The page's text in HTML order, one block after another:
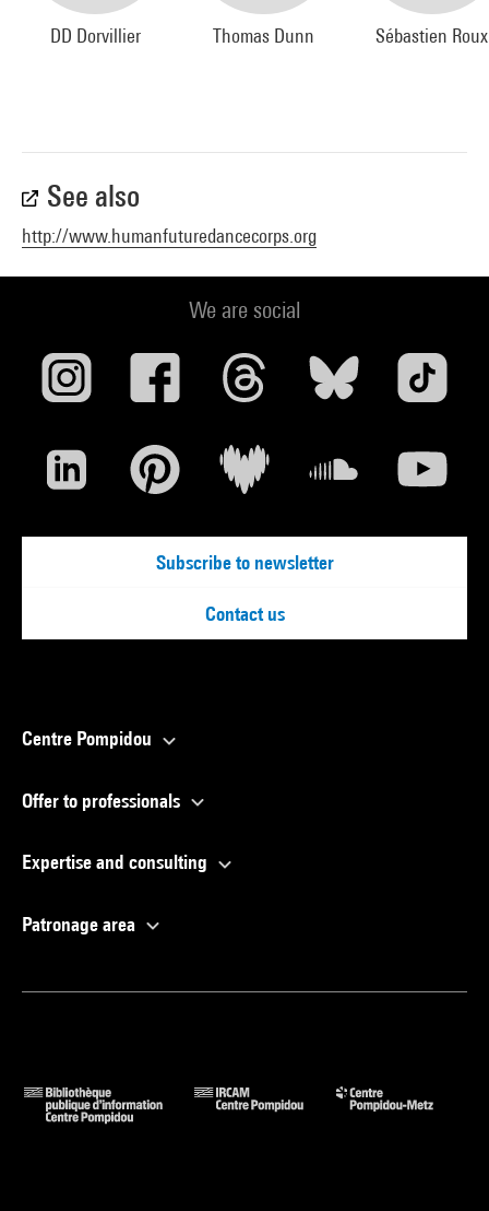
DD Dorvillier Thomas Dunn Sébastien Roux
See also
http://www.humanfuturedancecorps.org
We are social
Subscribe to newsletter
Contact us
Centre Pompidou
Offer to professionals
Expertise and consulting
Patronage area